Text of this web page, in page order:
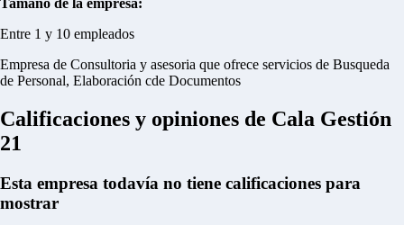
Entre 1 y 10 empleados
Empresa de Consultoria y asesoria que ofrece servicios de Busqueda
de Personal, Elaboración cde Documentos
Calificaciones y opiniones de Cala Gestión
21
Esta empresa todavía no tiene calificaciones para
mostrar